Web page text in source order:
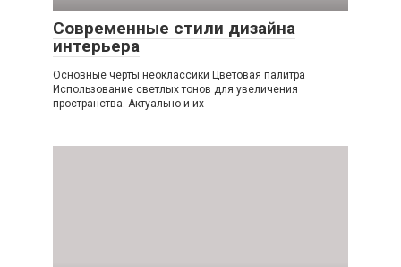
Современные стили дизайна
интерьера
Основные черты неоклассики Цветовая палитра
Использование светлых тонов для увеличения
пространства. Актуально и их